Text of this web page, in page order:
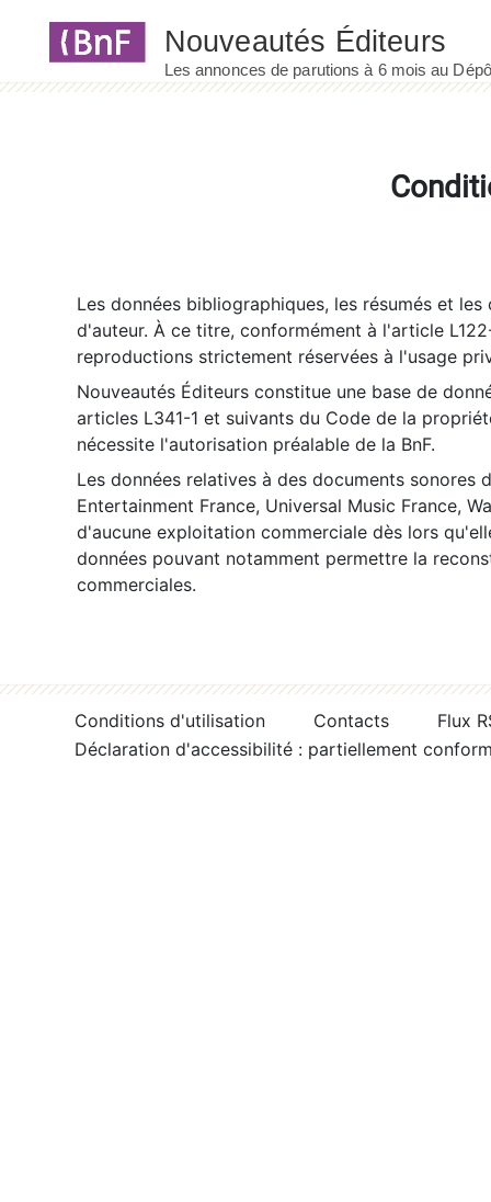
Les données bibliographiques, les résumés et
d'auteur. À ce titre, conformément à l'article
reproductions strictement réservées à l'usage
Nouveautés Éditeurs constitue une base de
articles L341-1 et suivants du Code de la
nécessite l'autorisation préalable de la BnF.
Les données relatives à des documents sonores
Entertainment France, Universal Music France,
d'aucune exploitation commerciale dès lors
données pouvant notamment permettre la
commerciales.
Conditions d'utilisation Contacts
Flux
Déclaration d'accessibilité : partiellement